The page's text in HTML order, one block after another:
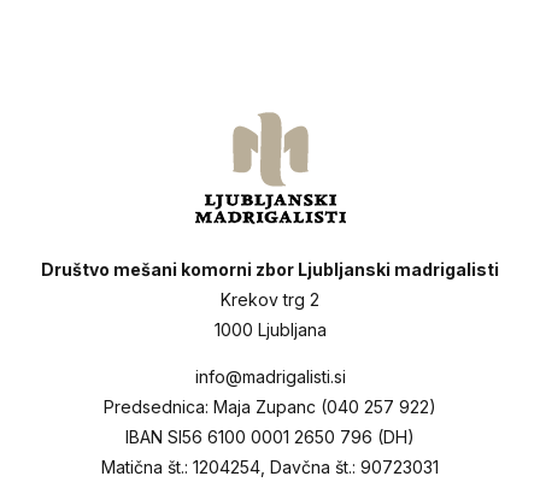
Društvo mešani komorni zbor Ljubljanski madrigalisti
Krekov trg 2
1000 Ljubljana
info@madrigalisti.si
Predsednica: Maja Zupanc (040 257 922)
IBAN SI56 6100 0001 2650 796 (DH)
Matična št.: 1204254, Davčna št.: 90723031